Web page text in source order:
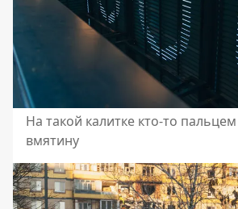
На такой калитке кто-то
вмятину